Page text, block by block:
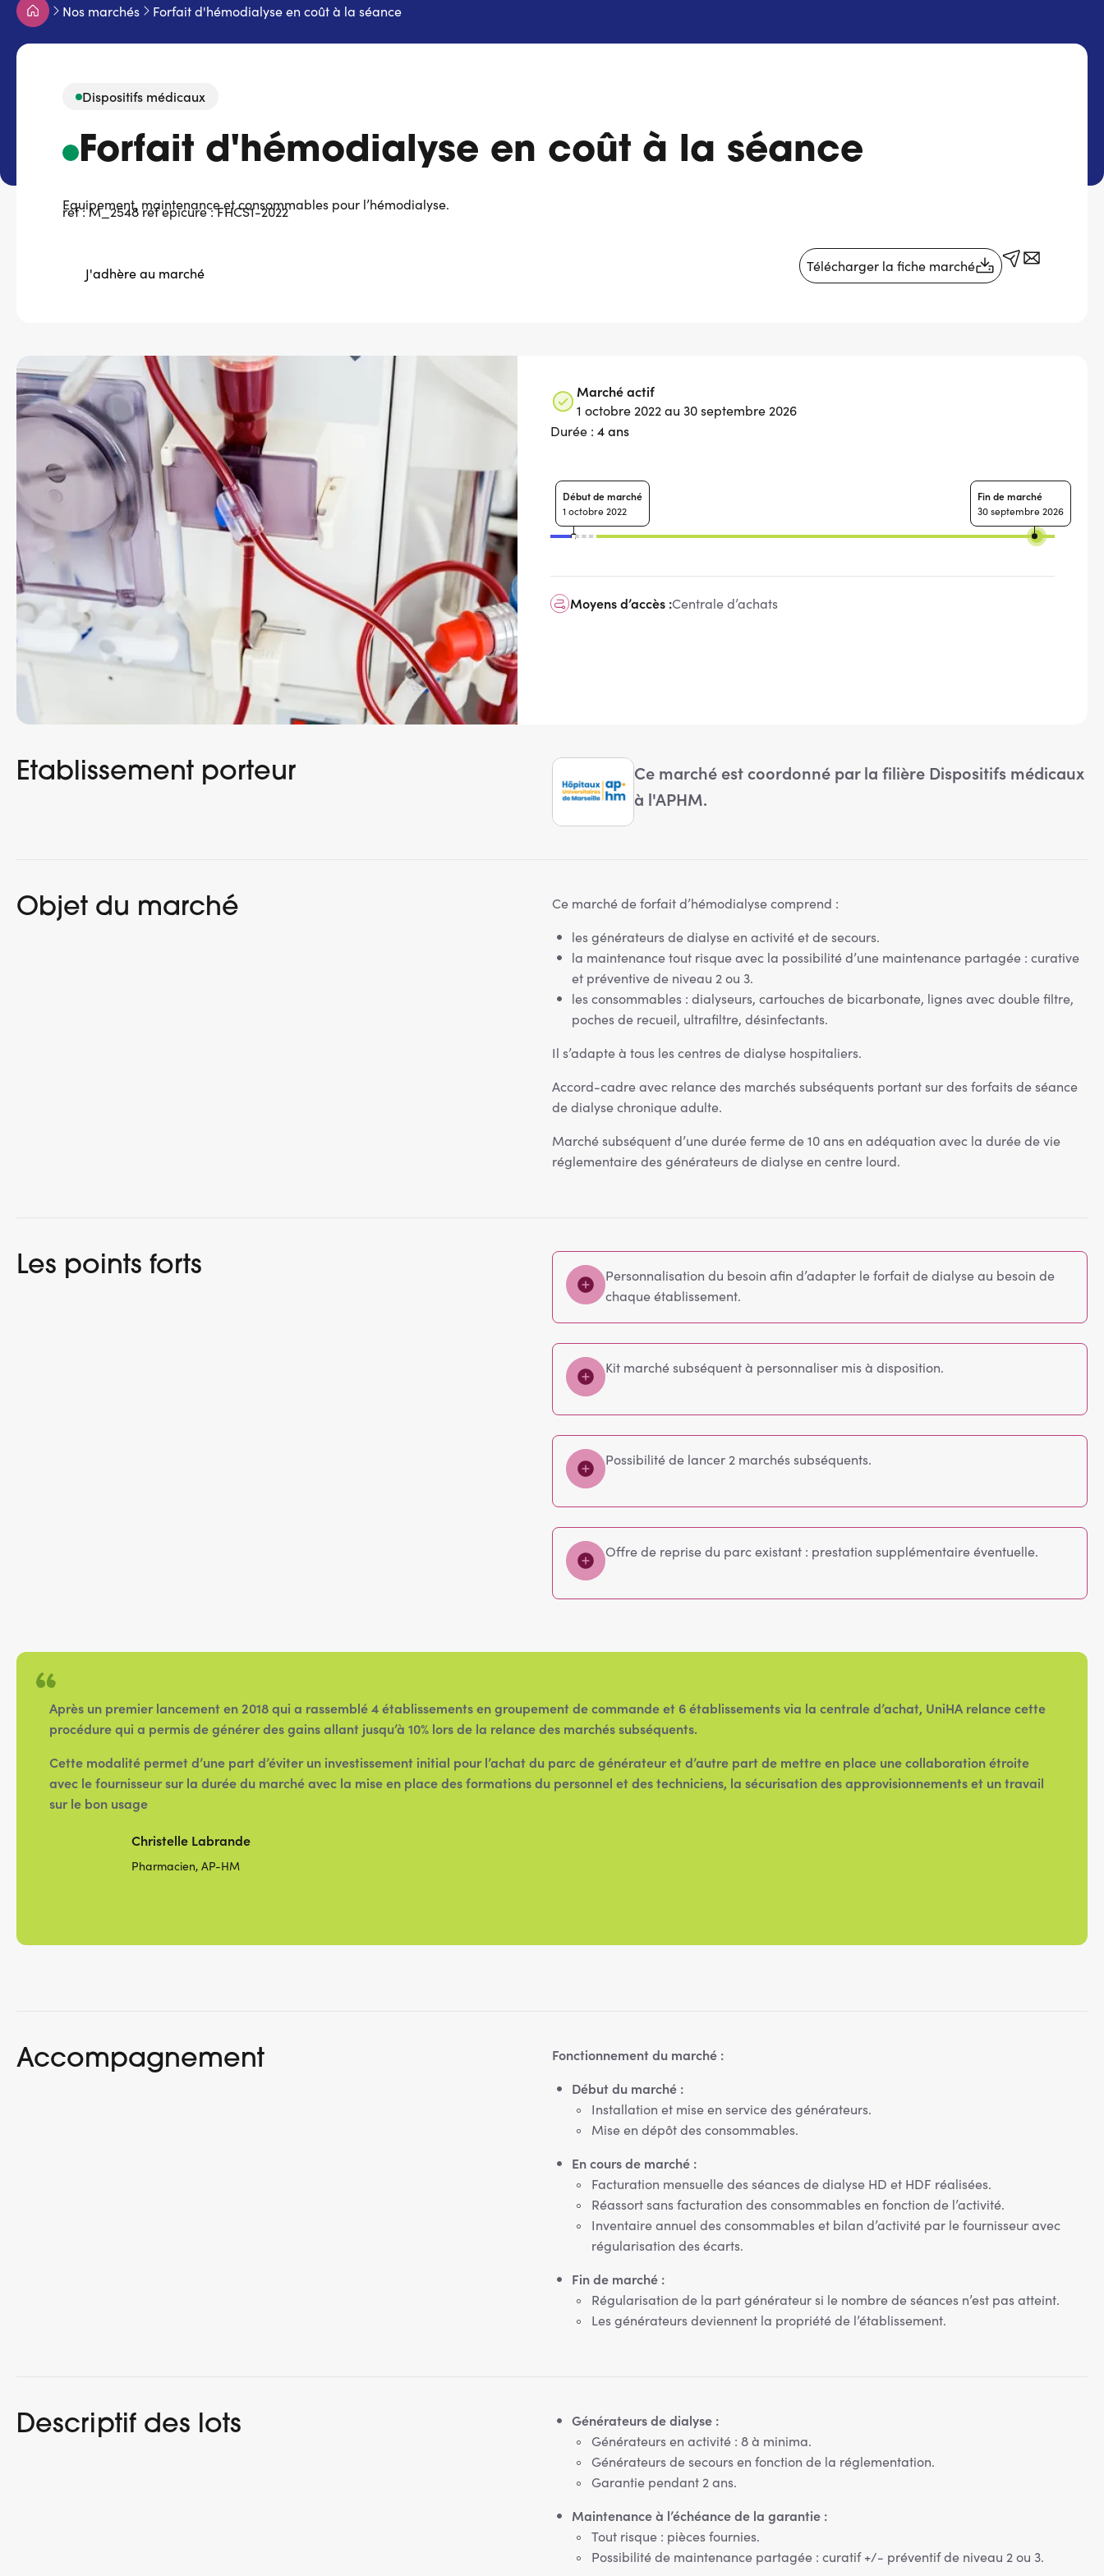
Fil
d'Ariane
Nos marchés Forfait d'hémodialyse en coût à la séance
Dispositifs médicaux
Forfait d'hémodialyse en coût à la séance
Equipement, maintenance et consommables pour l’hémodialyse.
réf : M_2548 réf epicure : FHCS1-2022
J'adhère au marché Télécharger la fiche marché
Marché actif
1 octobre 2022 au 30 septembre 2026
Durée : 4 ans
Début de marché
1 octobre 2022
Fin de marché
30 septembre 2026
Moyens d’accès :Centrale d’achats
Etablissement porteur
Ce marché est coordonné par la filière Dispositifs médicaux
à l'APHM.
Objet du marché
Ce marché de forfait d’hémodialyse comprend :
les générateurs de dialyse en activité et de secours.
la maintenance tout risque avec la possibilité d’une maintenance partagée : curative
et préventive de niveau 2 ou 3.
les consommables : dialyseurs, cartouches de bicarbonate, lignes avec double filtre,
poches de recueil, ultrafiltre, désinfectants.
Il s’adapte à tous les centres de dialyse hospitaliers.
Accord-cadre avec relance des marchés subséquents portant sur des forfaits de séance
de dialyse chronique adulte.
Marché subséquent d’une durée ferme de 10 ans en adéquation avec la durée de vie
réglementaire des générateurs de dialyse en centre lourd.
Les points forts
Personnalisation du besoin afin d’adapter le forfait de dialyse au besoin de
chaque établissement.
Kit marché subséquent à personnaliser mis à disposition.
Possibilité de lancer 2 marchés subséquents.
Offre de reprise du parc existant : prestation supplémentaire éventuelle.
Après un premier lancement en 2018 qui a rassemblé 4 établissements en groupement de commande et 6 établissements via la centrale d’achat, UniHA relance cette
procédure qui a permis de générer des gains allant jusqu’à 10% lors de la relance des marchés subséquents.
Cette modalité permet d’une part d’éviter un investissement initial pour l’achat du parc de générateur et d’autre part de mettre en place une collaboration étroite
avec le fournisseur sur la durée du marché avec la mise en place des formations du personnel et des techniciens, la sécurisation des approvisionnements et un travail
sur le bon usage
Christelle Labrande
Pharmacien, AP-HM
Accompagnement
Fonctionnement du marché :
Début du marché :
Installation et mise en service des générateurs.
Mise en dépôt des consommables.
En cours de marché :
Facturation mensuelle des séances de dialyse HD et HDF réalisées.
Réassort sans facturation des consommables en fonction de l’activité.
Inventaire annuel des consommables et bilan d’activité par le fournisseur avec
régularisation des écarts.
Fin de marché :
Régularisation de la part générateur si le nombre de séances n’est pas atteint.
Les générateurs deviennent la propriété de l’établissement.
Descriptif des lots Générateurs de dialyse :
Générateurs en activité : 8 à minima.
Générateurs de secours en fonction de la réglementation.
Garantie pendant 2 ans.
Maintenance à l’échéance de la garantie :
Tout risque : pièces fournies.
Possibilité de maintenance partagée : curatif +/- préventif de niveau 2 ou 3.